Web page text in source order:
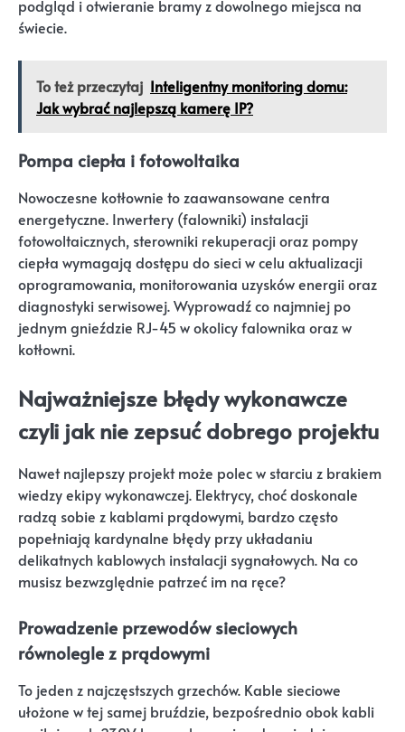
podgląd i otwieranie bramy z dowolnego miejsca na
świecie.
To też przeczytaj Inteligentny monitoring domu:
Jak wybrać najlepszą kamerę IP?
Pompa ciepła i fotowoltaika
Nowoczesne kotłownie to zaawansowane centra
energetyczne. Inwertery (falowniki) instalacji
fotowoltaicznych, sterowniki rekuperacji oraz pompy
ciepła wymagają dostępu do sieci w celu aktualizacji
oprogramowania, monitorowania uzysków energii oraz
diagnostyki serwisowej. Wyprowadź co najmniej po
jednym gnieździe RJ-45 w okolicy falownika oraz w
kotłowni.
Najważniejsze błędy wykonawcze
czyli jak nie zepsuć dobrego projektu
Nawet najlepszy projekt może polec w starciu z brakiem
wiedzy ekipy wykonawczej. Elektrycy, choć doskonale
radzą sobie z kablami prądowymi, bardzo często
popełniają kardynalne błędy przy układaniu
delikatnych kablowych instalacji sygnałowych. Na co
musisz bezwzględnie patrzeć im na ręce?
Prowadzenie przewodów sieciowych
równolegle z prądowymi
To jeden z najczęstszych grzechów. Kable sieciowe
ułożone w tej samej bruździe, bezpośrednio obok kabli